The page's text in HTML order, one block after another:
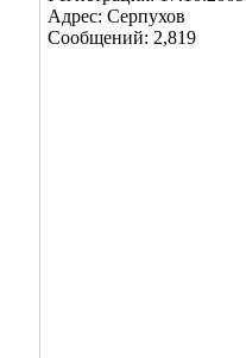
Адрес: Серпухов
Сообщений: 2,819